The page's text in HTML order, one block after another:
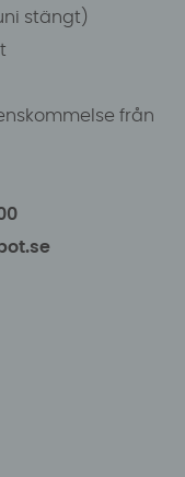
stängt)
från